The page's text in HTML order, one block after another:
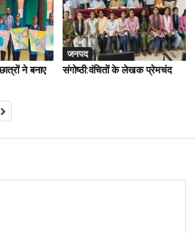
ने बनाए
जनपद
संगोष्ठी:वंचितों के लेखक प्रेमचंद